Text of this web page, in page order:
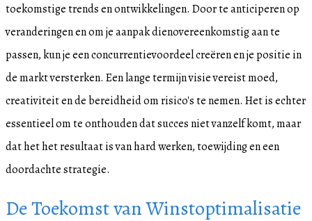
toekomstige trends en ontwikkelingen. Door te anticiperen op
veranderingen en om je aanpak dienovereenkomstig aan te
passen, kun je een concurrentievoordeel creëren en je positie in
de markt versterken. Een lange termijn visie vereist moed,
creativiteit en de bereidheid om risico's te nemen. Het is echter
essentieel om te onthouden dat succes niet vanzelf komt, maar
dat het het resultaat is van hard werken, toewijding en een
doordachte strategie.
De Toekomst van Winstoptimalisatie